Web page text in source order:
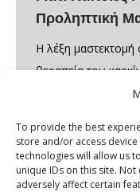
To provide the best
store and/or access
technologies will allow us
unique IDs on this site.
adversely affect certain
Προληπτική
Η λέξη μαστεκτομή
θεραπεία του
τελευταία χρόνια,
μαστεκτομή, ακόμα
καρκίνο. Η
για κάποιον που